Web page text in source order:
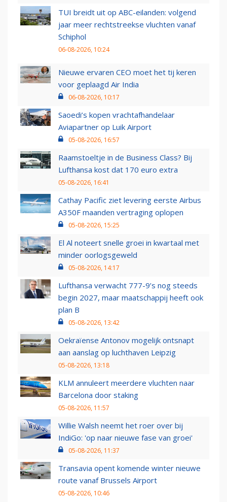
TUI breidt uit op ABC-eilanden: volgend
jaar meer rechtstreekse vluchten vanaf
Schiphol
06-08-2026, 10:24
Nieuwe ervaren CEO moet het tij keren
voor geplaagd Air India
06-08-2026, 10:17
Saoedi’s kopen vrachtafhandelaar
Aviapartner op Luik Airport
05-08-2026, 16:57
Raamstoeltje in de Business Class? Bij
Lufthansa kost dat 170 euro extra
05-08-2026, 16:41
Cathay Pacific ziet levering eerste Airbus
A350F maanden vertraging oplopen
05-08-2026, 15:25
El Al noteert snelle groei in kwartaal met
minder oorlogsgeweld
05-08-2026, 14:17
Lufthansa verwacht 777-9’s nog steeds
begin 2027, maar maatschappij heeft ook
plan B
05-08-2026, 13:42
Oekraïense Antonov mogelijk ontsnapt
aan aanslag op luchthaven Leipzig
05-08-2026, 13:18
KLM annuleert meerdere vluchten naar
Barcelona door staking
05-08-2026, 11:57
Willie Walsh neemt het roer over bij
IndiGo: 'op naar nieuwe fase van groei'
05-08-2026, 11:37
Transavia opent komende winter nieuwe
route vanaf Brussels Airport
05-08-2026, 10:46